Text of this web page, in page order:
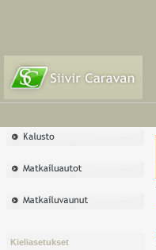
Kieliasetukset